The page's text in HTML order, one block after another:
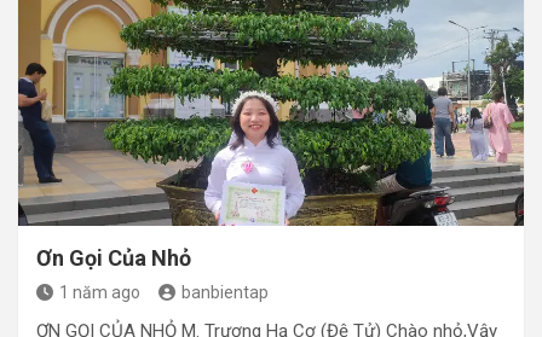
Ơn Gọi Của Nhỏ
1 năm ago banbientap
ƠN GỌI CỦA NHỎ M. Trương Hạ Cơ (Đệ Tử) Chào nhỏ,Vậy